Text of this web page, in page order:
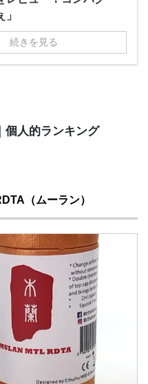
続きを見る
個人的ランキング
（ムーラン）